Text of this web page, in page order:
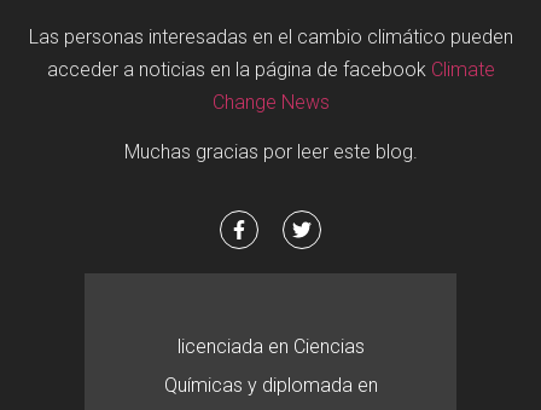
Las personas interesadas en el cambio climático pueden
acceder a noticias en la página de facebook Climate
Change News
Muchas gracias por leer este blog.
licenciada en Ciencias
Químicas y diplomada en